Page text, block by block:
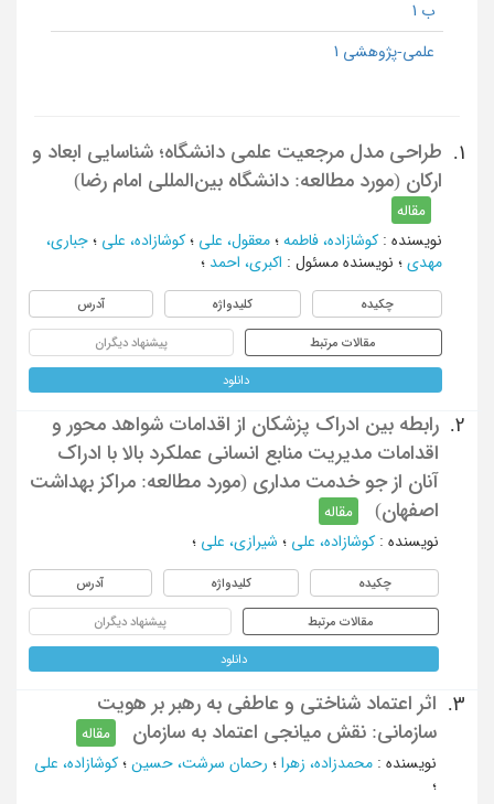
ب 1
علمی-پژوهشی 1
1.
طراحی مدل مرجعیت علمی دانشگاه؛ شناسایی ابعاد و
ارکان (مورد مطالعه: دانشگاه بین‌المللی امام رضا)
مقاله
نویسنده : کوشازاده، فاطمه ؛ معقول، علی ؛ کوشازاده، علی ؛ جباری،
مهدی ؛ نویسنده مسئول : اکبری، احمد ؛
چکیده کلیدواژه آدرس
مقالات مرتبط پیشنهاد دیگران
دانلود
2.
رابطه بین ادراک پزشکان از اقدامات شواهد محور و
اقدامات مدیریت منابع انسانی عملکرد بالا با ادراک
آنان از جو خدمت مداری (مورد مطالعه: مراکز بهداشت
اصفهان)
مقاله
نویسنده : کوشازاده، علی ؛ شیرازی، علی ؛
چکیده کلیدواژه آدرس
مقالات مرتبط پیشنهاد دیگران
دانلود
3.
اثر اعتماد شناختی و عاطفی به رهبر بر هویت
سازمانی: نقش میانجی اعتماد به سازمان
مقاله
نویسنده : محمدزاده، زهرا ؛ رحمان سرشت، حسین ؛ کوشازاده، علی
؛